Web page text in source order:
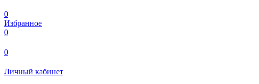
0
Избранное
0
0
Личный кабинет